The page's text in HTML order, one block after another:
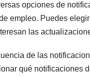
opciones de
empleo. Puedes
las
de las
qué notificaciones